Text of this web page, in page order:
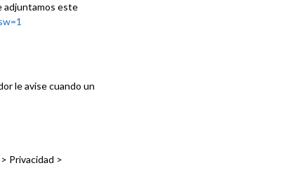
adjuntamos este
le avise cuando un
Privacidad >